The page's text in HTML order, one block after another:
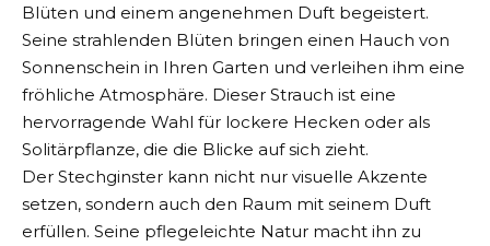
Blüten und einem angenehmen Duft begeistert.
Seine strahlenden Blüten bringen einen Hauch von
Sonnenschein in Ihren Garten und verleihen ihm eine
fröhliche Atmosphäre. Dieser Strauch ist eine
hervorragende Wahl für lockere Hecken oder als
Solitärpflanze, die die Blicke auf sich zieht.
Der Stechginster kann nicht nur visuelle Akzente
setzen, sondern auch den Raum mit seinem Duft
erfüllen. Seine pflegeleichte Natur macht ihn zu